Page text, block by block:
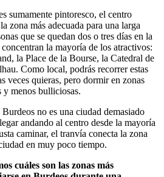
sumamente pintoresco, el centro
zona más adecuada para una larga
que se quedan dos o tres días en la
la mayoría de los atractivos:
la Place de la Bourse, la Catedral de
Como local, podrás recorrer estas
veces quieras, pero dormir en zonas
y menos bulliciosas.
no es una ciudad demasiado
andando al centro desde la mayoría
caminar, el tranvía conecta la zona
en muy poco tiempo.
cuáles son las zonas más